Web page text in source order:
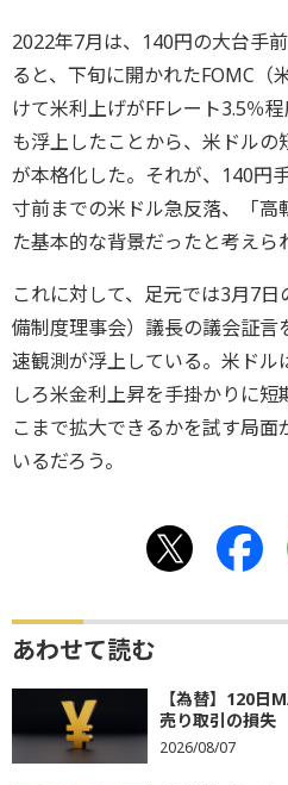
2022年7月は、140円の大台手
ると、下旬に開かれたFOMC（
けて米利上げがFFレート3.5％
も浮上したことから、米ドル
が本格化した。それが、140円
寸前までの米ドル急反落、「高
た基本的な背景だったと考えら
これに対して、足元では3月7
備制度理事会）議長の議会証言
速観測が浮上している。米ドル
しろ米金利上昇を手掛かりに
こまで拡大できるかを試す局面
いるだろう。
あわせて読む
【為替】120日
売り取引の損失
2026/08/07